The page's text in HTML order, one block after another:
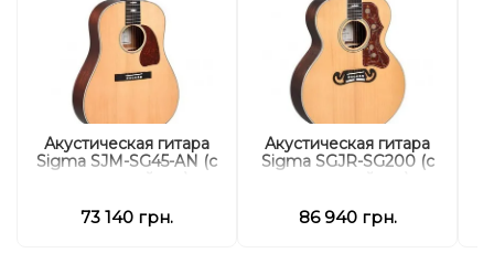
Акустическая гитара
Sigma SJM-SG45-AN (с
73 140 грн.
Акустическая гитара
Sigma SGJR-SG200 (с
86 940 грн.